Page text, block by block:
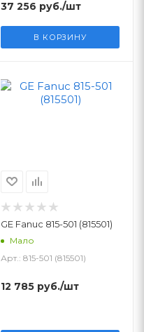
37 256 руб./шт
В КОРЗИНУ
GE Fanuc 815-501 (815501)
Мало
Арт.: 815-501 (815501)
12 785 руб./шт